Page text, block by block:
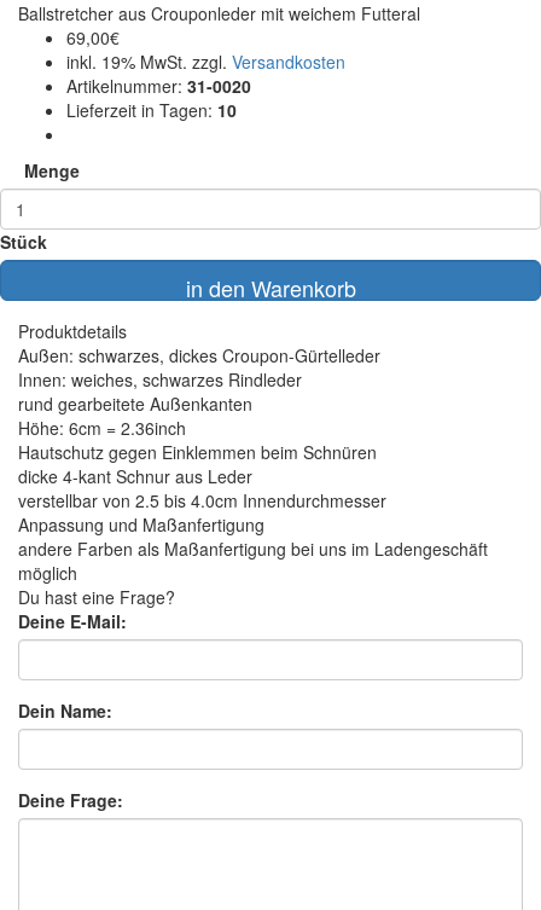
Ballstretcher aus Crouponleder mit weichem Futteral
69,00€
inkl. 19% MwSt. zzgl. Versandkosten
Artikelnummer: 31-0020
Lieferzeit in Tagen: 10
Menge
Stück
in den Warenkorb
Produktdetails
Außen: schwarzes, dickes Croupon-Gürtelleder
Innen: weiches, schwarzes Rindleder
rund gearbeitete Außenkanten
Höhe: 6cm = 2.36inch
Hautschutz gegen Einklemmen beim Schnüren
dicke 4-kant Schnur aus Leder
verstellbar von 2.5 bis 4.0cm Innendurchmesser
Anpassung und Maßanfertigung
andere Farben als Maßanfertigung bei uns im Ladengeschäft
möglich
Du hast eine Frage?
Deine E-Mail:
Dein Name:
Deine Frage: